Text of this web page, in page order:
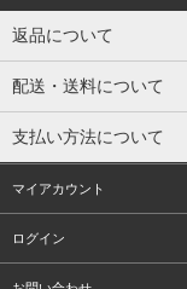
返品について
配送・送料について
支払い方法について
マイアカウント
ログイン